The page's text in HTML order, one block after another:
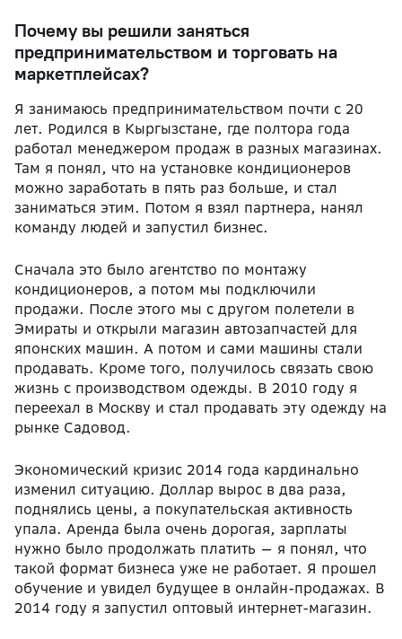
Почему вы решили заняться
предпринимательством и торговать на
маркетплейсах?
Я занимаюсь предпринимательством почти с 20
лет. Родился в Кыргызстане, где полтора года
работал менеджером продаж в разных магазинах.
Там я понял, что на установке кондиционеров
можно заработать в пять раз больше, и стал
заниматься этим. Потом я взял партнера, нанял
команду людей и запустил бизнес.
Сначала это было агентство по монтажу
кондиционеров, а потом мы подключили
продажи. После этого мы с другом полетели в
Эмираты и открыли магазин автозапчастей для
японских машин. А потом и сами машины стали
продавать. Кроме того, получилось связать свою
жизнь с производством одежды. В 2010 году я
переехал в Москву и стал продавать эту одежду на
рынке Садовод.
Экономический кризис 2014 года кардинально
изменил ситуацию. Доллар вырос в два раза,
поднялись цены, а покупательская активность
упала. Аренда была очень дорогая, зарплаты
нужно было продолжать платить — я понял, что
такой формат бизнеса уже не работает. Я прошел
обучение и увидел будущее в онлайн-продажах. В
2014 году я запустил оптовый интернет-магазин.